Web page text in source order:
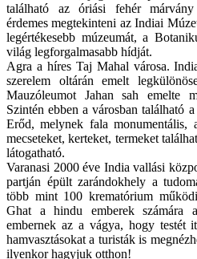
található az óriási fehér
érdemes megtekinteni az Indiai
legértékesebb múzeumát, a
világ legforgalmasabb hídját.
Agra a híres Taj Mahal városa.
szerelem oltárán emelt
Mauzóleumot Jahan sah emelte
Szintén ebben a városban található
Erőd, melynek fala monumentális,
mecseteket, kerteket, termeket
látogatható.
Varanasi 2000 éve India vallási
partján épült zarándokhely a
több mint 100 krematórium
Ghat a hindu emberek számára
embernek az a vágya, hogy testét
hamvasztásokat a turisták is
ilyenkor hagyjuk otthon!